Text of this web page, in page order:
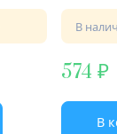
В
574
В